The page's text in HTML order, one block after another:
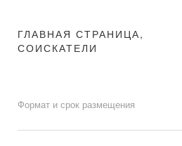
ГЛАВНАЯ СТРАНИЦА,
СОИСКАТЕЛИ
Формат и срок размещения